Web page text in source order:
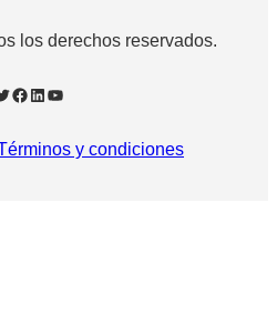
los derechos reservados.
Facebook LinkedIn YouTube
y condiciones